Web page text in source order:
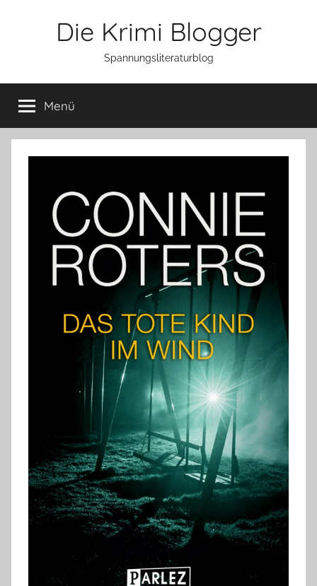
Die Krimi Blogger
Spannungsliteraturblog
Menü